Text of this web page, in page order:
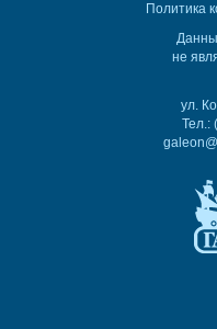
Политика
не
ул.
Тел.: